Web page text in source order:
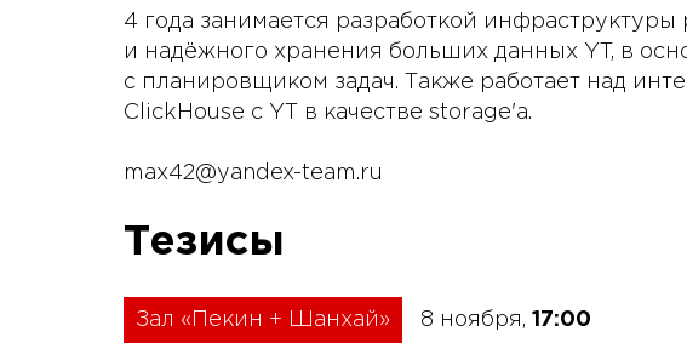
4 года занимается разработкой
и надёжного хранения больших данных YT, в
с планировщиком задач. Также работает над
ClickHouse с YT в качестве storage'а.
max42@yandex-team.ru
Тезисы
Зал «Пекин + Шанхай» 8 ноября, 17:00